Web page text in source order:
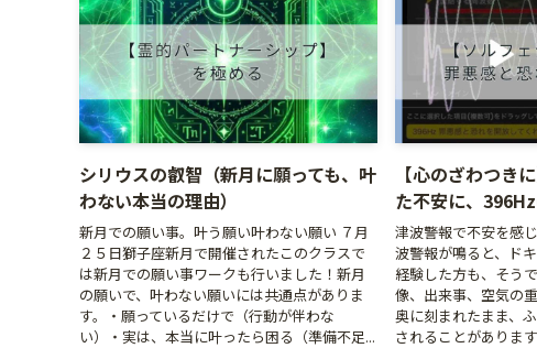
シリウスの叡智（新月に願っても、叶
わない本当の理由）
新月での願い事。叶う願い叶わない願い ７月
２５日獅子座新月で開催されたこのクラスで
は新月での願い事ワークも行いました！新月
の願いで、叶わない願いには共通点がありま
す。・願っているだけで（行動が伴わな
い）・実は、本当に叶ったら困る（準備不足...
【心のざわつき
た不安に、
津波警報で不安を感
波警報が鳴ると、ド
経験した方も、そう
像、出来事、空気の
奥に刻まれたまま、
されることがありま